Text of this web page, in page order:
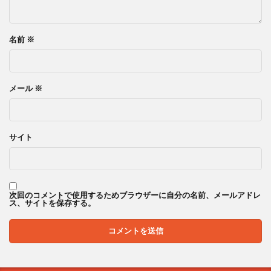
名前 ※
メール ※
サイト
次回のコメントで使用するためブラウザーに自分の名前、メールアドレ
ス、サイトを保存する。